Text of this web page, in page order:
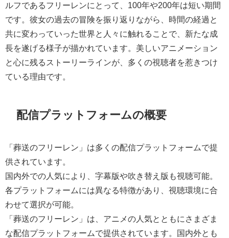
ルフであるフリーレンにとって、100年や200年は短い期間
です。彼女の過去の冒険を振り返りながら、時間の経過と
共に変わっていった世界と人々に触れることで、新たな成
長を遂げる様子が描かれています。美しいアニメーション
と心に残るストーリーラインが、多くの視聴者を惹きつけ
ている理由です。
配信プラットフォームの概要
「葬送のフリーレン」は多くの配信プラットフォームで提
供されています。
国内外での人気により、字幕版や吹き替え版も視聴可能。
各プラットフォームには異なる特徴があり、視聴環境に合
わせて選択が可能。
「葬送のフリーレン」は、アニメの人気とともにさまざま
な配信プラットフォームで提供されています。国内外とも